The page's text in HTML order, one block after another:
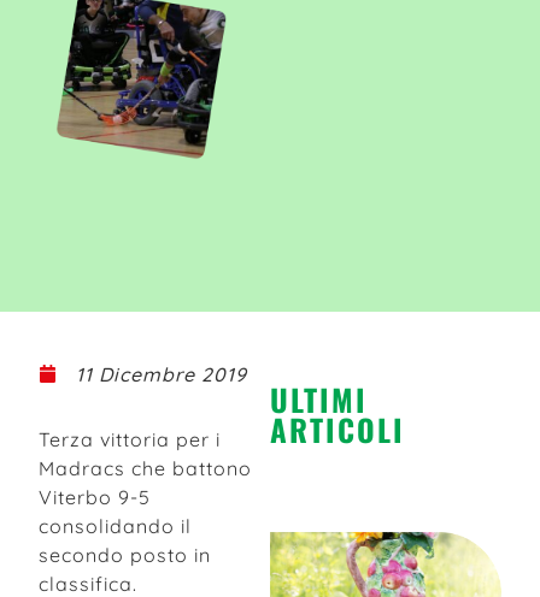
11 Dicembre 2019
Terza vittoria per i
Madracs che battono
Viterbo 9-5
consolidando il
secondo posto in
classifica.
ULTIMI
ARTICOLI